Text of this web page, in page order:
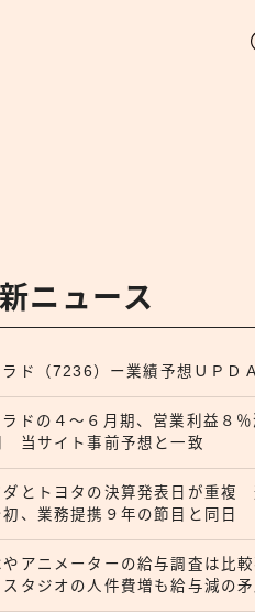
ニュース
ラド（7236）ー業績予想ＵＰＤ
ラドの４〜６月期、営業利益８
当サイト事前予想と一致
ダとトヨタの決算発表日が重複
初、業務提携９年の節目と同日
やアニメーターの給与調査は比
タジオの人件費増も給与減の矛